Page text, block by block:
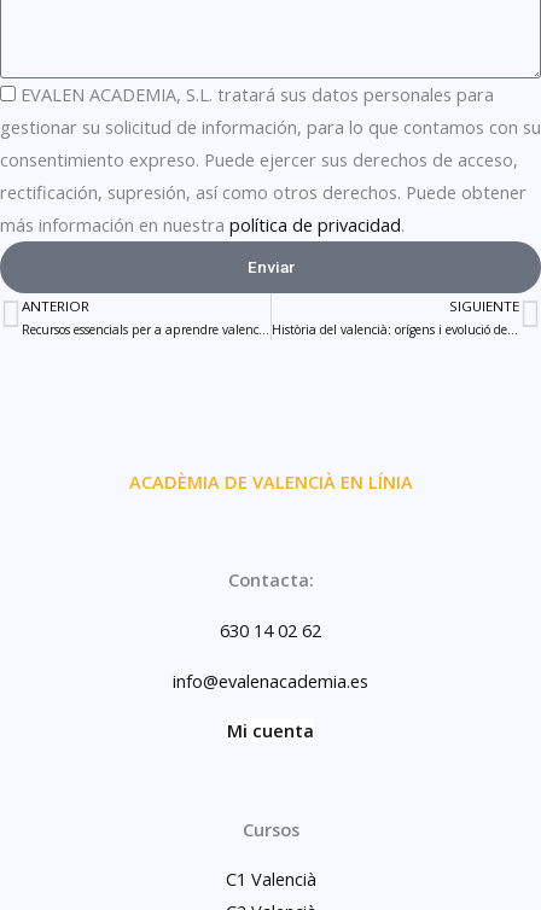
EVALEN ACADEMIA, S.L. tratará sus datos personales para
gestionar su solicitud de información, para lo que contamos con su
consentimiento expreso. Puede ejercer sus derechos de acceso,
rectificación, supresión, así como otros derechos. Puede obtener
más información en nuestra política de privacidad.
Enviar
Prev
ANTERIOR
Recursos essencials per a aprendre valencià ràpid
SIGUIENTE
Història del valencià: orígens i evolució de la llengua
ACADÈMIA DE VALENCIÀ EN LÍNIA
Contacta:
630 14 02 62
info@evalenacademia.es
Mi cuenta
Cursos
C1 Valencià